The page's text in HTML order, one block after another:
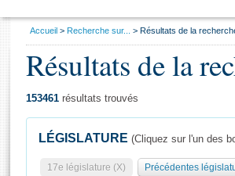
Général
Vous
Accueil Recherche sur... Résultats de la
Résultats de la
153461 résultats trouvés
LÉGISLATURE (Cliquez sur l'un des
17e législature (X) Précédentes